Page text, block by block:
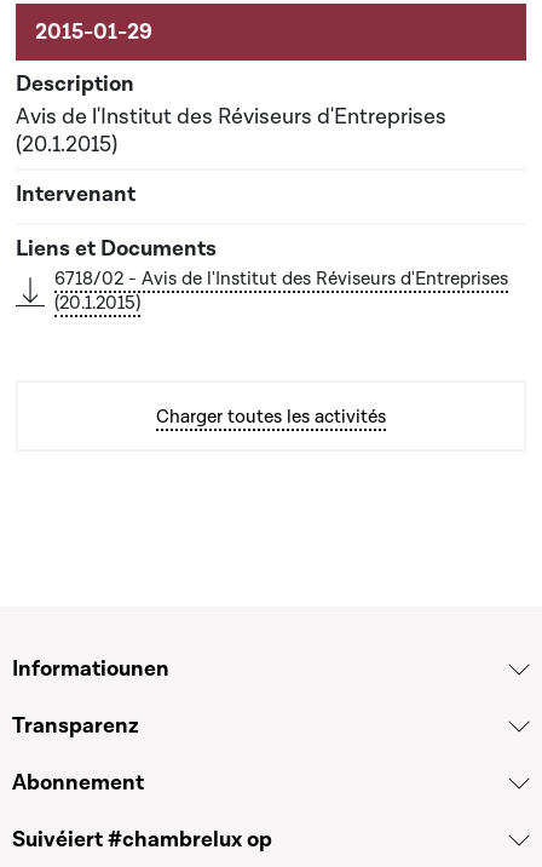
Avis de l'Institut des Réviseurs d'Entreprises
(20.1.2015)
6718/02 - Avis de l'Institut des Réviseurs d'Entreprises
(20.1.2015)
Charger toutes les activités
Informatiounen
Transparenz
Abonnement
Suivéiert #chambrelux op